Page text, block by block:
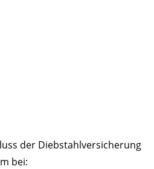
der Diebstahlversicherung
bei: